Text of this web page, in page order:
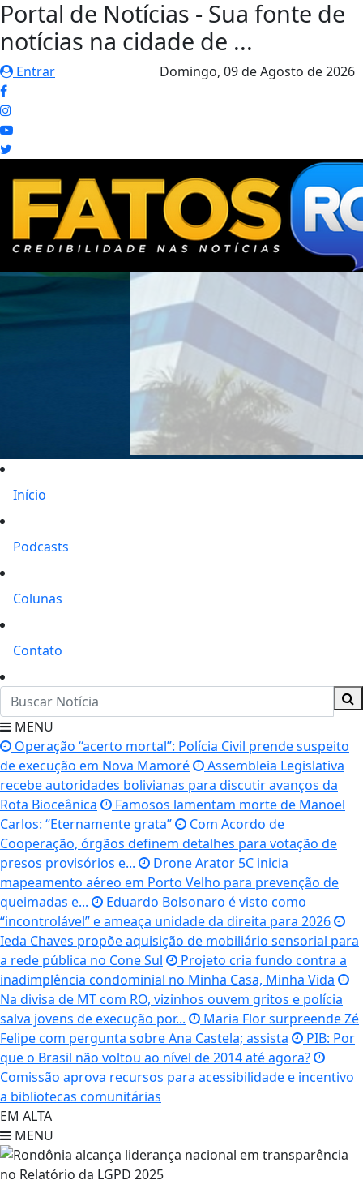
Portal de Notícias - Sua fonte de
notícias na cidade de ...
Entrar Domingo, 09 de Agosto de 2026
Início
Podcasts
Colunas
Contato
MENU
Operação “acerto mortal”: Polícia Civil prende suspeito
de execução em Nova Mamoré
Assembleia Legislativa
recebe autoridades bolivianas para discutir avanços da
Rota Bioceânica
Famosos lamentam morte de Manoel
Carlos: “Eternamente grata”
Com Acordo de
Cooperação, órgãos definem detalhes para votação de
presos provisórios e...
Drone Arator 5C inicia
mapeamento aéreo em Porto Velho para prevenção de
queimadas e...
Eduardo Bolsonaro é visto como
“incontrolável” e ameaça unidade da direita para 2026
Ieda Chaves propõe aquisição de mobiliário sensorial para
a rede pública no Cone Sul
Projeto cria fundo contra a
inadimplência condominial no Minha Casa, Minha Vida
Na divisa de MT com RO, vizinhos ouvem gritos e polícia
salva jovens de execução por...
Maria Flor surpreende Zé
Felipe com pergunta sobre Ana Castela; assista
PIB: Por
que o Brasil não voltou ao nível de 2014 até agora?
Comissão aprova recursos para acessibilidade e incentivo
a bibliotecas comunitárias
EM ALTA
MENU